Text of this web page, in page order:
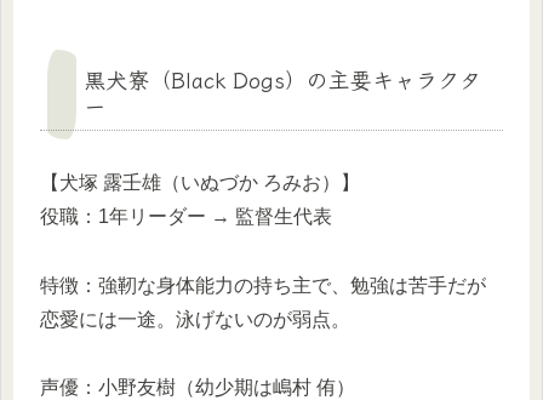
黒犬寮（Black Dogs）の主要キャラクタ
ー
【犬塚 露壬雄（いぬづか ろみお）】
役職：1年リーダー → 監督生代表
特徴：強靭な身体能力の持ち主で、勉強は苦手だが
恋愛には一途。泳げないのが弱点。
声優：小野友樹（幼少期は嶋村 侑）